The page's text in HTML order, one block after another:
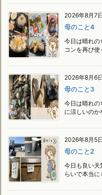
2026年8月7日
母のこと4
今日は晴れの
コンを再び
2026年8月6日
母のこと3
今日は晴れの
に涼しいのか
2026年8月5日
母のこと2
今日も良い天
らいで本当